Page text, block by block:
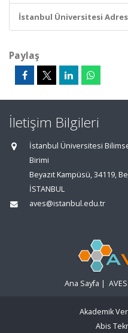
İstanbul Üniversitesi
Paylaş
İletişim Bilgileri
İstanbul Üniversitesi
Birimi
Beyazıt Kampüsü, 34119,
İSTANBUL
aves@istanbul.edu.tr
Ana Sayfa |
Akademik
Abis